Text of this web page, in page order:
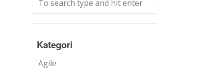
Kategori
Agile